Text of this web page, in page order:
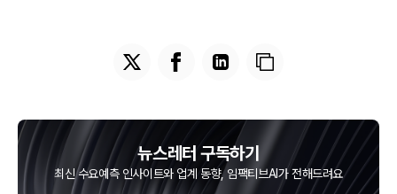
뉴스레터 구독하기
최신 수요예측 인사이트와 업계 동향, 임팩티브AI가 전해드려요